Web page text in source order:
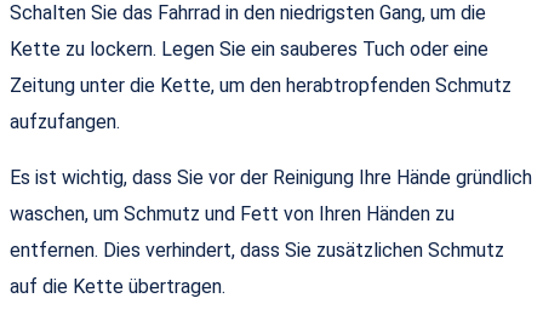
Schalten Sie das Fahrrad in den niedrigsten Gang, um die
Kette zu lockern. Legen Sie ein sauberes Tuch oder eine
Zeitung unter die Kette, um den herabtropfenden Schmutz
aufzufangen.
Es ist wichtig, dass Sie vor der Reinigung Ihre Hände gründlich
waschen, um Schmutz und Fett von Ihren Händen zu
entfernen. Dies verhindert, dass Sie zusätzlichen Schmutz
auf die Kette übertragen.